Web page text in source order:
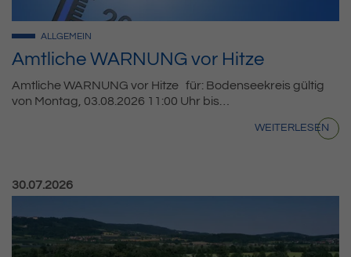
Amtliche WARNUNG vor Hitze
ALLGEMEIN
Amtliche WARNUNG vor Hitze für: Bodenseekreis gültig
von Montag, 03.08.2026 11:00 Uhr bis…
WEITERLESEN
Veröffentlicht am:
30.07.2026